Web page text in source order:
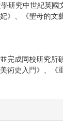
研究中世紀英國
》、《聖母的文
完成同校研究
術史入門》、